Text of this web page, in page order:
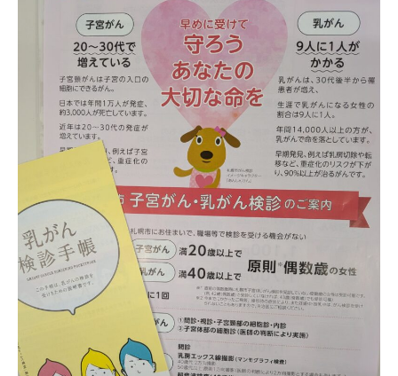
リンク
LINK
お問い合わせ
CONTACT
会員専用
MEMBERS ONLY